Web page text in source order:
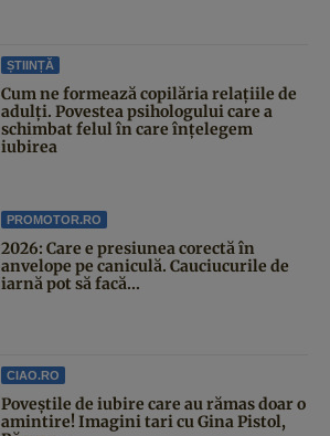
ȘTIINȚĂ
Cum ne formează copilăria relațiile de
adulți. Povestea psihologului care a
schimbat felul în care înțelegem
iubirea
PROMOTOR.RO
2026: Care e presiunea corectă în
anvelope pe caniculă. Cauciucurile de
iarnă pot să facă...
CIAO.RO
Poveştile de iubire care au rămas doar o
amintire! Imagini tari cu Gina Pistol,